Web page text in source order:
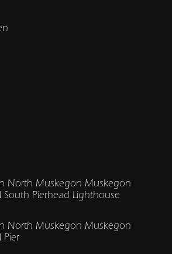
North Muskegon Muskegon
South Pierhead Lighthouse
North Muskegon Muskegon
Pier